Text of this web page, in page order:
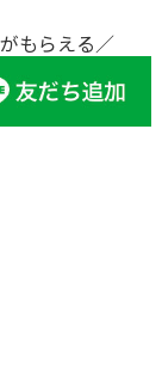
もらえる／